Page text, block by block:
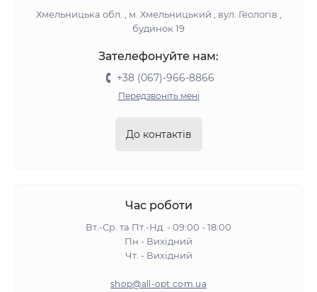
Хмельницька обл. , м. Хмельницький , вул. Геологів ,
будинок 19
Зателефонуйте нам:
+38 (067)-966-8866
Передзвоніть мені
До контактів
Час роботи
Вт.-Ср. та Пт.-Нд. - 09:00 - 18:00
Пн - Вихідний
Чт. - Вихідний
shop@all-opt.com.ua